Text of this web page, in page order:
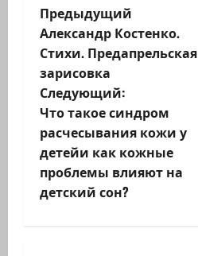
Н
а
в
и
г
а
Предыдущий
Александр Костенко.
Стихи. Предапрельская
зарисовка
Следующий:
Что такое синдром
расчесывания кожи у
детейи как кожные
проблемы влияют на
детский сон?